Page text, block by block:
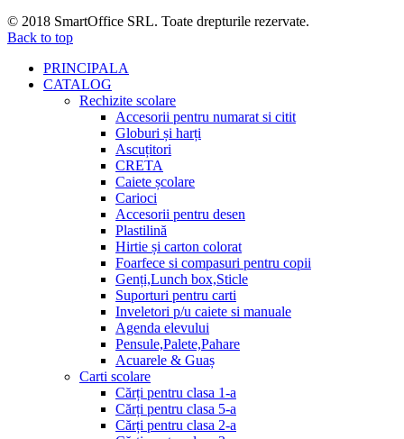
© 2018 SmartOffice SRL. Toate drepturile rezervate.
Back to top
PRINCIPALA
CATALOG
Rechizite scolare
Accesorii pentru numarat si citit
Globuri și harți
Ascuțitori
CRETA
Caiete școlare
Carioci
Accesorii pentru desen
Plastilină
Hirtie și carton colorat
Foarfece si compasuri pentru copii
Genți,Lunch box,Sticle
Suporturi pentru carti
Inveletori p/u caiete si manuale
Agenda elevului
Pensule,Palete,Pahare
Acuarele & Guaș
Carti scolare
Cărți pentru clasa 1-a
Cărți pentru clasa 5-a
Cărți pentru clasa 2-a